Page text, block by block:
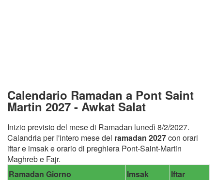
Calendario Ramadan a Pont Saint
Martin 2027 - Awkat Salat
Inizio previsto del mese di Ramadan lunedì 8/2/2027.
Calandria per l'intero mese del ramadan 2027con orari
iftar e imsak e orario di preghiera Pont-Saint-Martin
Maghreb e Fajr.
Ramadan Giorno
Imsak
Iftar